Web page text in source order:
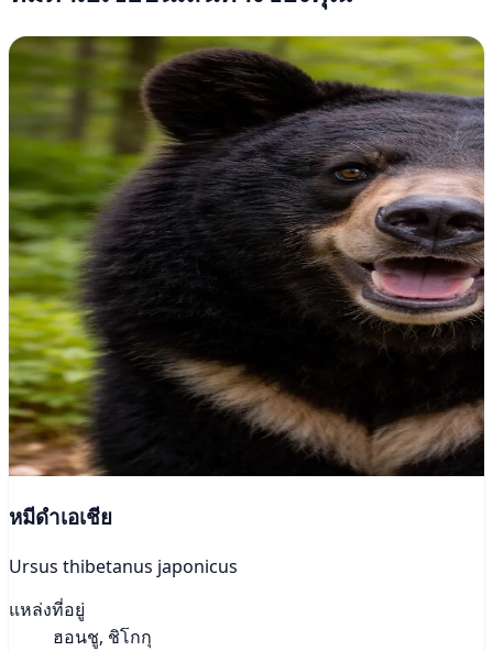
หมีดำเอเชีย
Ursus thibetanus japonicus
แหล่งที่อยู่
ฮอนชู, ชิโกกุ